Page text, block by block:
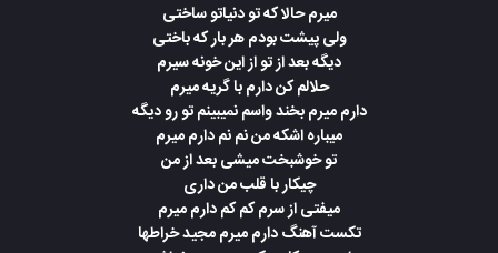
میرم حالا که تو دنیاتو ساختی
ولی پیشت بودم هر بار که باختی
دیگه بعد از تو از این خونه سیرم
حلالم کن دارم با گریه میرم
دارم میرم بخند واسم نمیبینم تو رو دیگه
میباره اشکه من نم نم دارم میرم
تو خوشبخت میشی بعد از من
چیکار با قلب من داری
میفتی از سرم کم کم دارم میرم
تکست آهنگ دارم میرم مجید خراطها